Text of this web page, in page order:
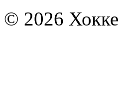
© 2026